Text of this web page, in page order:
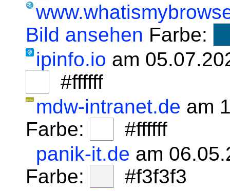
Bild ansehen Farbe:
ipinfo.io am
#ffffff
mdw-intranet.de am
Farbe:
#ffffff
panik-it.de am
Farbe:
#f3f3f3